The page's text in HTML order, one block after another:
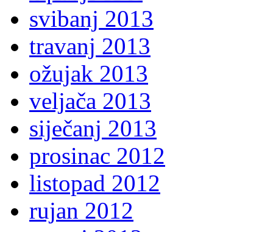
svibanj 2013
travanj 2013
ožujak 2013
veljača 2013
siječanj 2013
prosinac 2012
listopad 2012
rujan 2012